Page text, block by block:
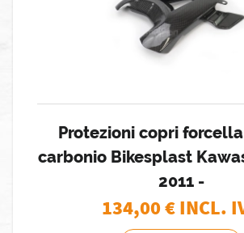
Protezioni copri
carbonio Bikesplast
2011 -
134,00€ INCL.